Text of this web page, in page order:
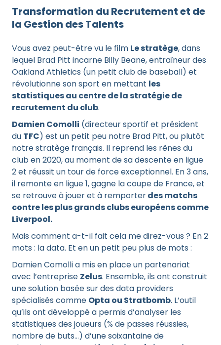
Transformation du Recrutement et de
la Gestion des Talents
Vous avez peut-être vu le film Le stratège, dans
lequel Brad Pitt incarne Billy Beane, entraîneur des
Oakland Athletics (un petit club de baseball) et
révolutionne son sport en mettant les
statistiques au centre de la stratégie de
recrutement du club.
Damien Comolli (directeur sportif et président
du TFC) est un petit peu notre Brad Pitt, ou plutôt
notre stratège français. Il reprend les rênes du
club en 2020, au moment de sa descente en ligue
2 et réussit un tour de force exceptionnel. En 3 ans,
il remonte en ligue 1, gagne la coupe de France, et
se retrouve à jouer et à remporterdes matchs
contre les plus grands clubs européens comme
Liverpool.
Mais comment a-t-il fait cela me direz-vous ? En 2
mots : la data. Et en un petit peu plus de mots :
Damien Comolli a mis en place un partenariat
avec l’entreprise Zelus. Ensemble, ils ont construit
une solution basée sur des data providers
spécialisés comme Opta ou Stratbomb. L’outil
qu’ils ont développé a permis d’analyser les
statistiques des joueurs (% de passes réussies,
nombre de buts…) d’une soixantaine de